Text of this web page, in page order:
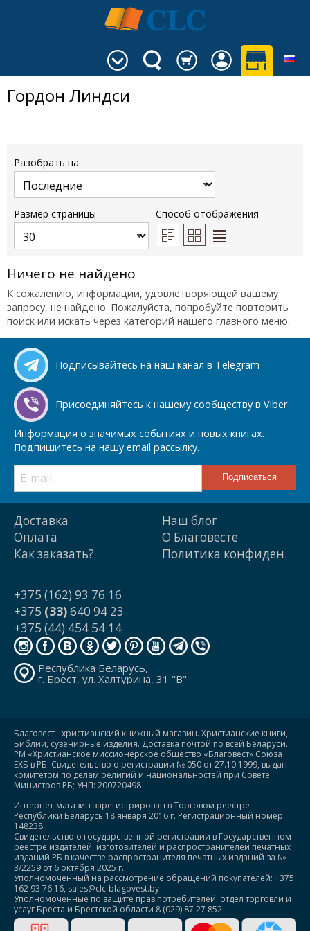
Гордон Линдси
Разобрать на
Размер страницы Способ отображения
Ничего не найдено
К сожалению, информации, удовлетворяющей вашему
запросу, не найдено. Пожалуйста, попробуйте повторить
поиск или искать через категорий нашего главного меню.
Подписывайтесь на наш канал в Telegram
Присоединяйтесь к нашему сообществу в Viber
Информация о значимых событиях и новых книгах.
Подпишитесь на нашу email рассылку.
Доставка
Оплата
Как заказать?
Наш блог
О Благовесте
Политика конфиден.
+375 (162) 93 76 16
+375 (33)640 94 23
+375 (44) 454 54 14
Республика Беларусь,
г. Брест, ул. Халтурина, 31 "В"
Благовест - христианский книжный магазин. Христианские книги,
Библии, сувенирные изделия. Доставка почтой по всей Беларуси.
РМ «Христианское миссионерское общество «Благовест» Союза
ЕХБ в РБ. Свидетельство о регистрации № 050 от 27.10.1999, выдан
комитетом по делам религий и национальностей при Совете
Министров РБ; УНП: 200720498
Интернет-магазин зарегистрирован в Торговом реестре
Республики Беларусь 18 января 2016 г. Регистрационный номер:
148238.
Свидетельство о государственной регистрации в Государственном
реестре издателей, изготовителей и распространителей печатных
изданий РБ в качестве распространителя печатных изданий за №
3/2259 от 6 октября 2025 г..
Уполномоченный на рассмотрение обращений покупателей: +375
162 93 76 16, sales@clc-blagovest.by
Уполномоченные по защите прав потребителей: отдел торговли и
услуг Бреста и Брестской области 8 (029) 87 27 852